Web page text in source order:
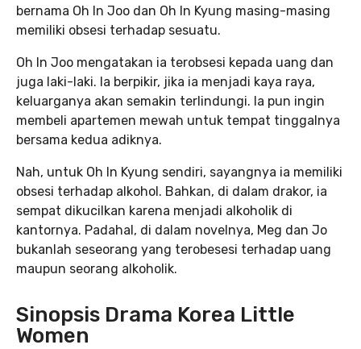
bernama Oh In Joo dan Oh In Kyung masing-masing
memiliki obsesi terhadap sesuatu.
Oh In Joo mengatakan ia terobsesi kepada uang dan
juga laki-laki. Ia berpikir, jika ia menjadi kaya raya,
keluarganya akan semakin terlindungi. Ia pun ingin
membeli apartemen mewah untuk tempat tinggalnya
bersama kedua adiknya.
Nah, untuk Oh In Kyung sendiri, sayangnya ia memiliki
obsesi terhadap alkohol. Bahkan, di dalam drakor, ia
sempat dikucilkan karena menjadi alkoholik di
kantornya. Padahal, di dalam novelnya, Meg dan Jo
bukanlah seseorang yang terobesesi terhadap uang
maupun seorang alkoholik.
Sinopsis Drama Korea Little
Women